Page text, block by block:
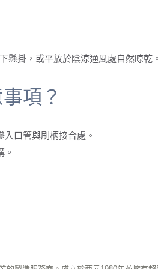
懸掛，或平放於陰涼通風處自然晾乾。
項？
口管與刷柄接合處。